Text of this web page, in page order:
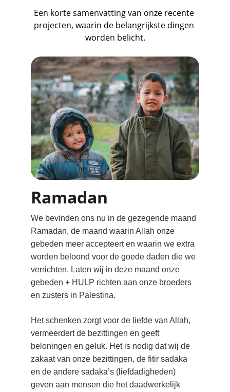
Een korte samenvatting van onze recente
projecten, waarin de belangrijkste dingen
worden belicht.
Ramadan
We bevinden ons nu in de gezegende maand
Ramadan, de maand waarin Allah onze
gebeden meer accepteert en waarin we extra
worden beloond voor de goede daden die we
verrichten. Laten wij in deze maand onze
gebeden + HULP richten aan onze broeders
en zusters in Palestina.
Het schenken zorgt voor de liefde van Allah,
vermeerdert de bezittingen en geeft
beloningen en geluk. Het is nodig dat wij de
zakaat van onze bezittingen, de fitir sadaka
en de andere sadaka’s (liefdadigheden)
geven aan mensen die het daadwerkelijk